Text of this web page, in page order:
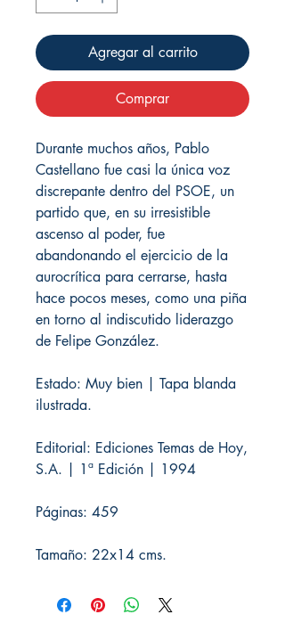
Agregar al carrito
Comprar
Durante muchos años, Pablo
Castellano fue casi la única voz
discrepante dentro del PSOE, un
partido que, en su irresistible
ascenso al poder, fue
abandonando el ejercicio de la
aurocrítica para cerrarse, hasta
hace pocos meses, como una piña
en torno al indiscutido liderazgo
de Felipe González.
Estado: Muy bien | Tapa blanda
ilustrada.
Editorial: Ediciones Temas de Hoy,
S.A. | 1ª Edición | 1994
Páginas: 459
Tamaño: 22x14 cms.